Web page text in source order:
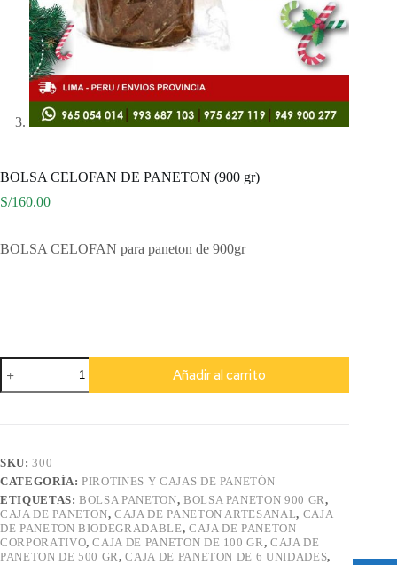
BOLSA CELOFAN DE PANETON (900 gr)
S/160.00
BOLSA CELOFAN para paneton de 900gr
BOLSA
CELOFAN
DE
Añadir al carrito
SKU:300
CATEGORÍA:PIROTINES Y CAJAS DE PANETÓN
ETIQUETAS:BOLSA PANETON, BOLSA PANETON 900 GR ,
CAJA DE PANETON,CAJA DE PANETON ARTESANAL, CAJA
DE PANETON BIODEGRADABLE, CAJA DE PANETON
CORPORATIVO,CAJA DE PANETON DE 100 GR ,CAJA DE
PANETON DE 500 GR,CAJA DE PANETON DE 6 UNIDADES,